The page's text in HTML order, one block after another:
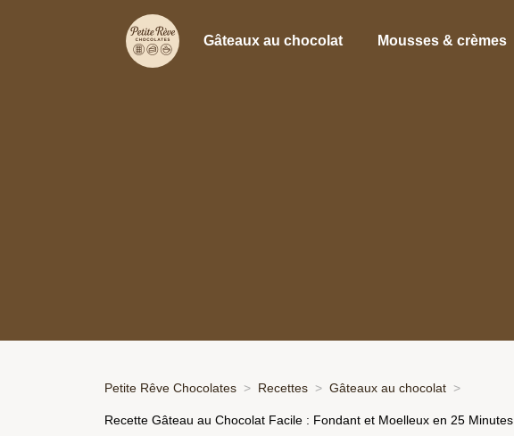
Gâteaux au chocolat Mousses & crèmes
Petite Rêve Chocolates Recettes Gâteaux au chocolat
Recette Gâteau au Chocolat Facile : Fondant et Moelleux en 25 Minutes